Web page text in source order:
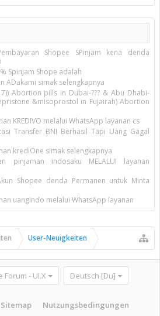
Shopee SPinjam kena denda
Spinjam Shope adalah
ADakami simak selengkapnya
Abortion pills in Dubai-??? & Abu Dhabi-
&misoprostol in Fujairah) Abortion
KREDIVO melalui WhatsApp layanan cs
Transfer BNI Berhasil Tapi Uang Gagal
krediOne simak selengkapnya
pinjaman indosaku MELALUI layanan
Shopee denda Permanen untuk Minta
uangindo melalui WhatsApp layanan
User-Neuigkeiten
Forum - UI.X Deutsch [Du]
Sitemap Nutzungsbedingungen